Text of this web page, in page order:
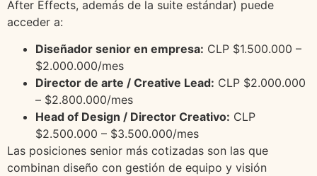
After Effects, además de la suite estándar) puede
acceder a:
Diseñador senior en empresa: CLP $1.500.000 –
$2.000.000/mes
Director de arte / Creative Lead: CLP $2.000.000
– $2.800.000/mes
Head of Design / Director Creativo: CLP
$2.500.000 – $3.500.000/mes
Las posiciones senior más cotizadas son las que
combinan diseño con gestión de equipo y visión